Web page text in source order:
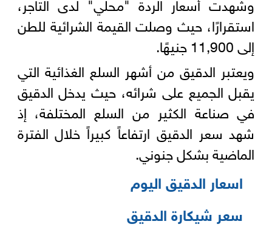
استقرارًا، حيث وصلت القيمة الشرائية للطن
إلى 11,900 جنيهًا.
ويعتبر الدقيق من أشهر السلع الغذائية التي
يقبل الجميع على شرائه، حيث يدخل الدقيق
في صناعة الكثير من السلع المختلفة، إذ
شهد سعر الدقيق ارتفاعاً كبيراً خلال الفترة
الماضية بشكل جنوني.
اسعار الدقيق اليوم
سعر شيكارة الدقيق